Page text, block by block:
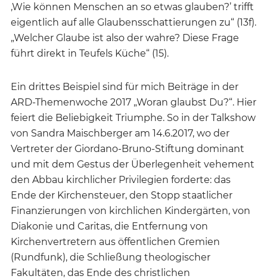
‚Wie können Menschen an so etwas glauben?’ trifft
eigentlich auf alle Glaubensschattierungen zu“ (13f).
„Welcher Glaube ist also der wahre? Diese Frage
führt direkt in Teufels Küche“ (15).
Ein drittes Beispiel sind für mich Beiträge in der
ARD-Themenwoche 2017 „Woran glaubst Du?“. Hier
feiert die Beliebigkeit Triumphe. So in der Talkshow
von Sandra Maischberger am 14.6.2017, wo der
Vertreter der Giordano-Bruno-Stiftung dominant
und mit dem Gestus der Überlegenheit vehement
den Abbau kirchlicher Privilegien forderte: das
Ende der Kirchensteuer, den Stopp staatlicher
Finanzierungen von kirchlichen Kindergärten, von
Diakonie und Caritas, die Entfernung von
Kirchenvertretern aus öffentlichen Gremien
(Rundfunk), die Schließung theologischer
Fakultäten, das Ende des christlichen